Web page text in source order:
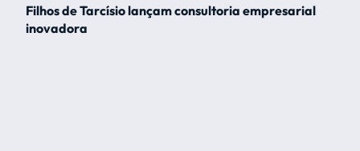
Filhos de Tarcísio lançam consultoria empresarial
inovadora